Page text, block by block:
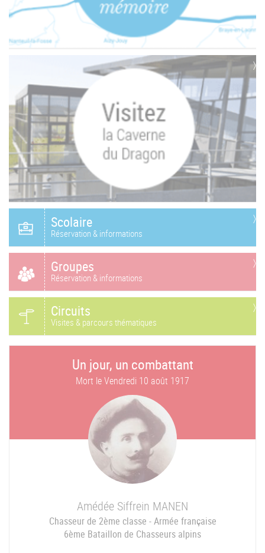
Scolaire
Réservation & informations
Groupes
Réservation & informations
Circuits
Visites & parcours thématiques
Un jour, un combattant
Mort leVendredi 10 août 1917
Amédée Siffrein MANEN
Chasseur de 2ème classe - Armée française
6ème Bataillon de Chasseurs alpins